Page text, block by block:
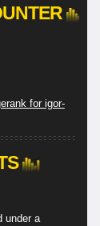
under a